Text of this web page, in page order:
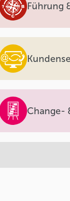
Führung
Change-